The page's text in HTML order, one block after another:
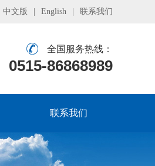
中文版 English 联系我们
全国服务热线：
0515-86868989
联系我们